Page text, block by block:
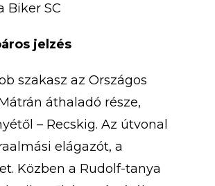
Biker SC
jelzés
szakasz az Országos
áthaladó része,
– Recskig. Az útvonal
elágazót, a
Közben a Rudolf-tanya